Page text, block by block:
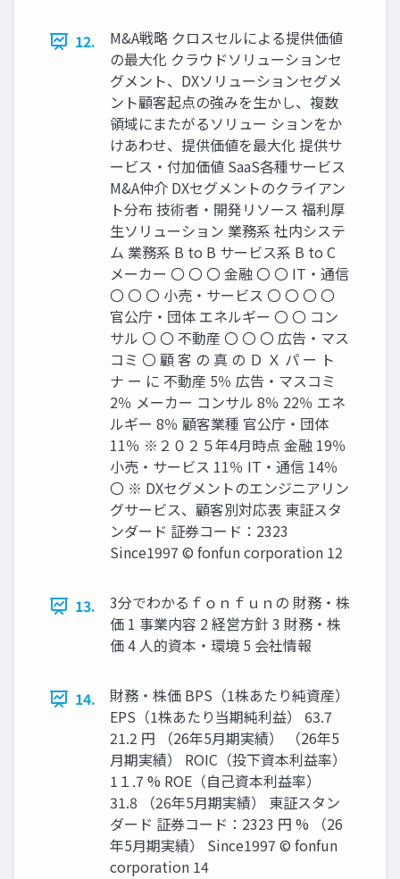
12.
M&A戦略 クロスセルによる提供価値
の最大化 クラウドソリューションセ
グメント、DXソリューションセグメ
ント顧客起点の強みを生かし、複数
領域にまたがるソリュー ションをか
けあわせ、提供価値を最大化 提供サ
ービス・付加価値 SaaS各種サービス
M&A仲介 DXセグメントのクライアン
ト分布 技術者・開発リソース 福利厚
生ソリューション 業務系 社内システ
ム 業務系 B to B サービス系 B to C
メーカー 〇 〇 〇 金融 〇 〇 IT・通信
〇 〇 〇 小売・サービス 〇 〇 〇 〇
官公庁・団体 エネルギー 〇 〇 コン
サル 〇 〇 不動産 〇 〇 〇 広告・マス
コミ 〇 顧 客 の 真 の Ｄ Ｘ パ ー ト
ナ ー に 不動産 5％ 広告・マスコミ
2％ メーカー コンサル 8％ 22％ エネ
ルギー 8％ 顧客業種 官公庁・団体
11％ ※２０２５年4月時点 金融 19％
小売・サービス 11％ IT・通信 14％
〇 ※ DXセグメントのエンジニアリン
グサービス、顧客別対応表 東証スタ
ンダード 証券コード：2323
Since1997 © fonfun corporation 12
13.
3分でわかるｆｏｎｆｕｎの 財務・株
価 1 事業内容 2 経営方針 3 財務・株
価 4 人的資本・環境 5 会社情報
14.
財務・株価 BPS（1株あたり純資産）
EPS（1株あたり当期純利益） 63.7
21.2 円 （26年5月期実績） （26年5
月期実績） ROIC（投下資本利益率）
1１.7 % ROE（自己資本利益率）
31.8 （26年5月期実績） 東証スタン
ダード 証券コード：2323 円 % （26
年5月期実績） Since1997 © fonfun
corporation 14